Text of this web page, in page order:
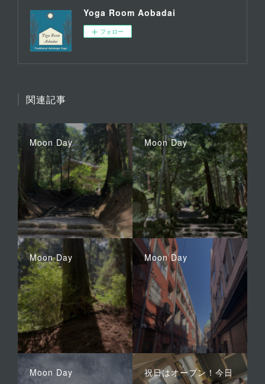
Yoga Room Aobadai
フォロー
関連記事
Moon Day Moon Day
Moon Day Moon Day
Moon Day
祝日はオープン！今日